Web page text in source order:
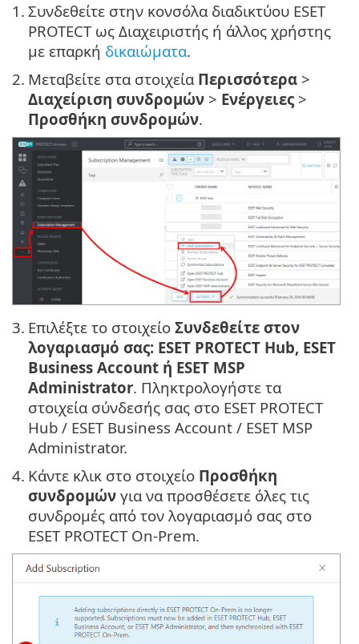
1. Συνδεθείτε στην κονσόλα διαδικτύου ESET
PROTECT ως Διαχειριστής ή άλλος χρήστης
με επαρκή δικαιώματα.
2. Μεταβείτε στα στοιχεία Περισσότερα >
Διαχείριση συνδρομών > Ενέργειες >
Προσθήκη συνδρομών.
3. Επιλέξτε το στοιχείο Συνδεθείτε στον
λογαριασμό σας: ESET PROTECT Hub, ESET
Business Account ή ESET MSP
Administrator. Πληκτρολογήστε τα
στοιχεία σύνδεσής σας στο ESET PROTECT
Hub / ESET Business Account / ESET MSP
Administrator.
4. Κάντε κλικ στο στοιχείο Προσθήκη
συνδρομών για να προσθέσετε όλες τις
συνδρομές από τον λογαριασμό σας στο
ESET PROTECT On-Prem.